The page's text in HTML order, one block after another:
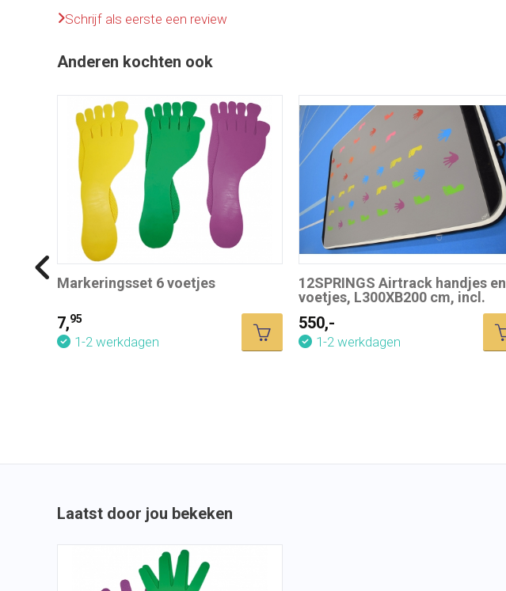
Schrijf als eerste een review
Anderen kochten ook
Markeringsset 6 voetjes
7,95
1-2 werkdagen
12SPRINGS Airtrack handjes en
voetjes, L300XB200 cm, incl.
compressor
550,-
1-2 werkdagen
Laatst door jou bekeken